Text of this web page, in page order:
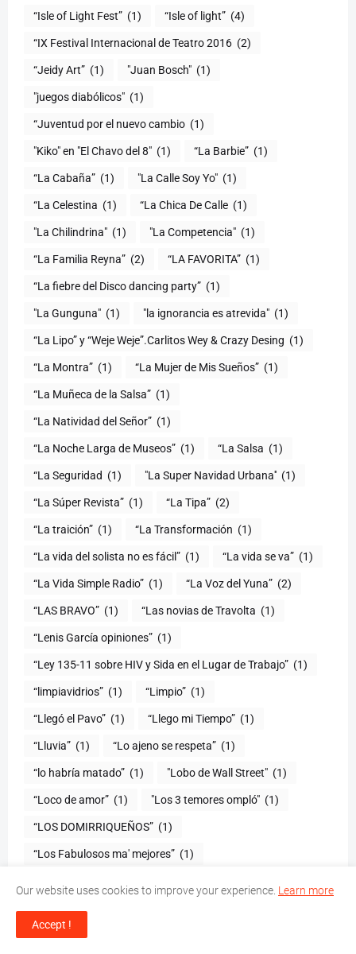
“Isle of Light Fest” (1) “Isle of light” (4)
“IX Festival Internacional de Teatro 2016 (2)
“Jeidy Art” (1) "Juan Bosch" (1)
"juegos diabólicos" (1)
“Juventud por el nuevo cambio (1)
"Kiko" en "El Chavo del 8" (1) “La Barbie” (1)
“La Cabaña” (1) "La Calle Soy Yo" (1)
“La Celestina (1) “La Chica De Calle (1)
"La Chilindrina" (1) "La Competencia" (1)
“La Familia Reyna” (2) “LA FAVORITA” (1)
“La fiebre del Disco dancing party” (1)
(1) "la ignorancia es atrevida" (1)
“La Lipo” y “Weje Weje”.Carlitos Wey & Crazy Desing (1)
“La Montra” (1) “La Mujer de Mis Sueños” (1)
“La Muñeca de la Salsa” (1)
“La Natividad del Señor” (1)
“La Noche Larga de Museos” (1) “La Salsa (1)
“La Seguridad (1) "La Super Navidad Urbana'' (1)
“La Súper Revista” (1) “La Tipa” (2)
“La traición” (1) “La Transformación (1)
“La vida del solista no es fácil” (1) “La vida se va” (1)
“La Vida Simple Radio” (1) “La Voz del Yuna” (2)
“LAS BRAVO” (1) “Las novias de Travolta (1)
“Lenis García opiniones” (1)
“Ley 135-11 sobre HIV y Sida en el Lugar de Trabajo” (1)
“limpiavidrios” (1) “Limpio” (1)
“Llegó el Pavo” (1) “Llego mi Tiempo” (1)
“Lluvia” (1) “Lo ajeno se respeta” (1)
“lo habría matado” (1) "Lobo de Wall Street" (1)
“Loco de amor” (1) "Los 3 temores ompló" (1)
(1)
“Los Fabulosos ma' mejores” (1)
“Los Verdaderos Tigueres”
Our website uses cookies to improve your experience. Learn more
Accept !